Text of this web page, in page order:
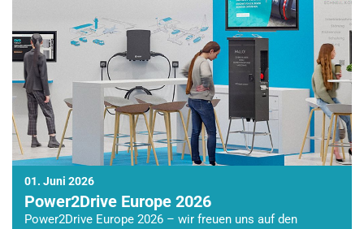
01. Juni 2026
Power2Drive Europe 2026
Power2Drive Europe 2026 – wir freuen uns auf den